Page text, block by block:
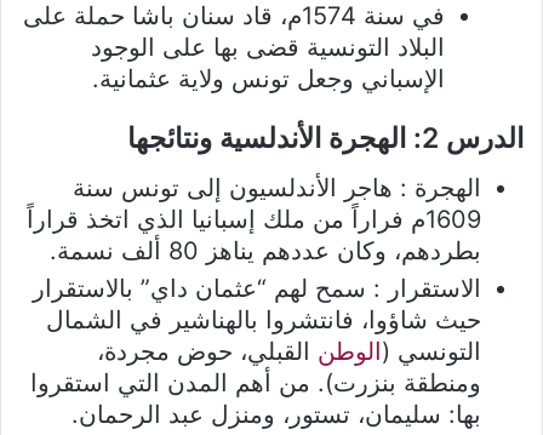
في سنة 1574م، قاد سنان باشا حملة على
البلاد التونسية قضى بها على الوجود
الإسباني وجعل تونس ولاية عثمانية.
الدرس 2: الهجرة الأندلسية ونتائجها
الهجرة : هاجر الأندلسيون إلى تونس سنة
1609م فراراً من ملك إسبانيا الذي اتخذ قراراً
بطردهم، وكان عددهم يناهز 80 ألف نسمة.
الاستقرار : سمح لهم “عثمان داي” بالاستقرار
حيث شاؤوا، فانتشروا بالهناشير في الشمال
التونسي (الوطن القبلي، حوض مجردة،
ومنطقة بنزرت). من أهم المدن التي استقروا
بها: سليمان، تستور، ومنزل عبد الرحمان.